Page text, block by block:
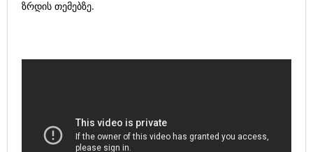
ზრდის თემებზე.